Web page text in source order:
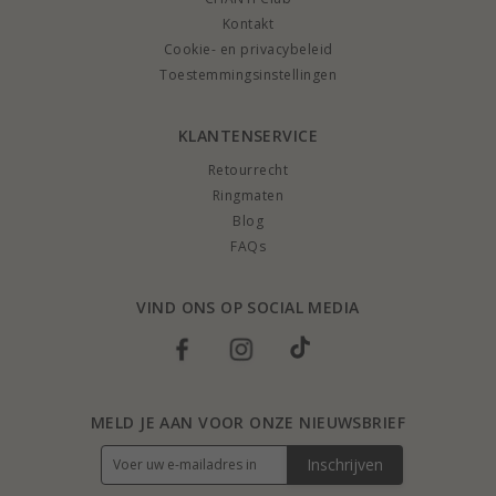
Kontakt
Cookie- en privacybeleid
Toestemmingsinstellingen
KLANTENSERVICE
Retourrecht
Ringmaten
Blog
FAQs
VIND ONS OP SOCIAL MEDIA
MELD JE AAN VOOR ONZE NIEUWSBRIEF
Inschrijven